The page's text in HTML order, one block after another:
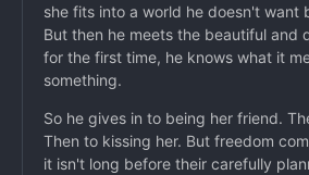
she fits into a world he doesn't want
But then he meets the beautiful and
for the first time, he knows what it
something.
So he gives in to being her friend.
Then to kissing her. But freedom
it isn't long before their carefully